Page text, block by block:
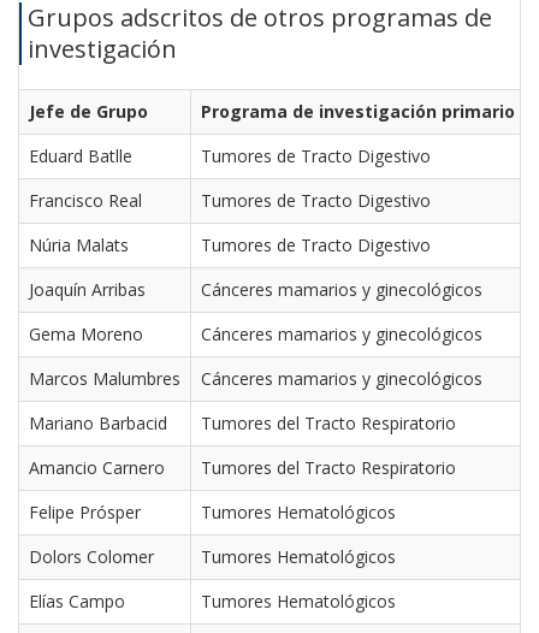
Grupos adscritos de otros programas de
investigación
Jefe de Grupo
Programa de investigación primario
Eduard Batlle
Tumores de Tracto Digestivo
Francisco Real
Tumores de Tracto Digestivo
Núria Malats
Tumores de Tracto Digestivo
Joaquín Arribas
Cánceres mamarios y ginecológicos
Gema Moreno
Cánceres mamarios y ginecológicos
Marcos Malumbres
Cánceres mamarios y ginecológicos
Mariano Barbacid
Tumores del Tracto Respiratorio
Amancio Carnero
Tumores del Tracto Respiratorio
Felipe Prósper
Tumores Hematológicos
Dolors Colomer
Tumores Hematológicos
Elías Campo
Tumores Hematológicos